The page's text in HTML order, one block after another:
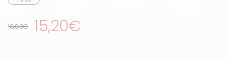
Prix de solde
16,80€ Prix régulier
15,20€